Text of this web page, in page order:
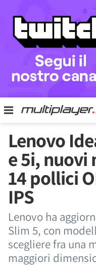
Lenovo
e 5i, nuovi
14 pollici
IPS
Lenovo ha
Slim 5, con
scegliere fra una
maggiori